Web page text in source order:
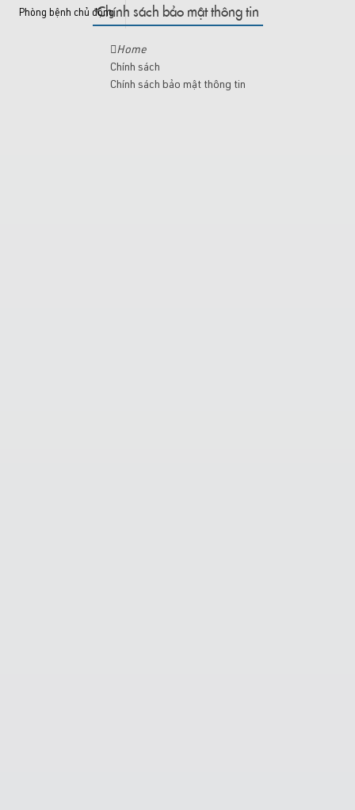
Phòng bệnh chủ động
zalo: 0868 431 491 -
Chính sách bảo mật thông tin
Home
Chính sách
Chính sách bảo mật thông tin